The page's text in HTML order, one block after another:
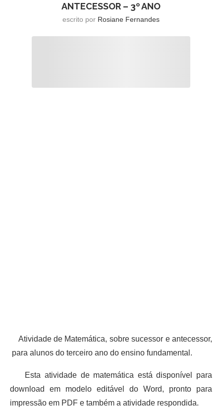
ANTECESSOR – 3º ANO
escrito por Rosiane Fernandes
Atividade de Matemática, sobre sucessor e antecessor,
para alunos do terceiro ano do ensino fundamental.
Esta atividade de matemática está disponível para
download em modelo editável do Word, pronto para
impressão em PDF e também a atividade respondida.